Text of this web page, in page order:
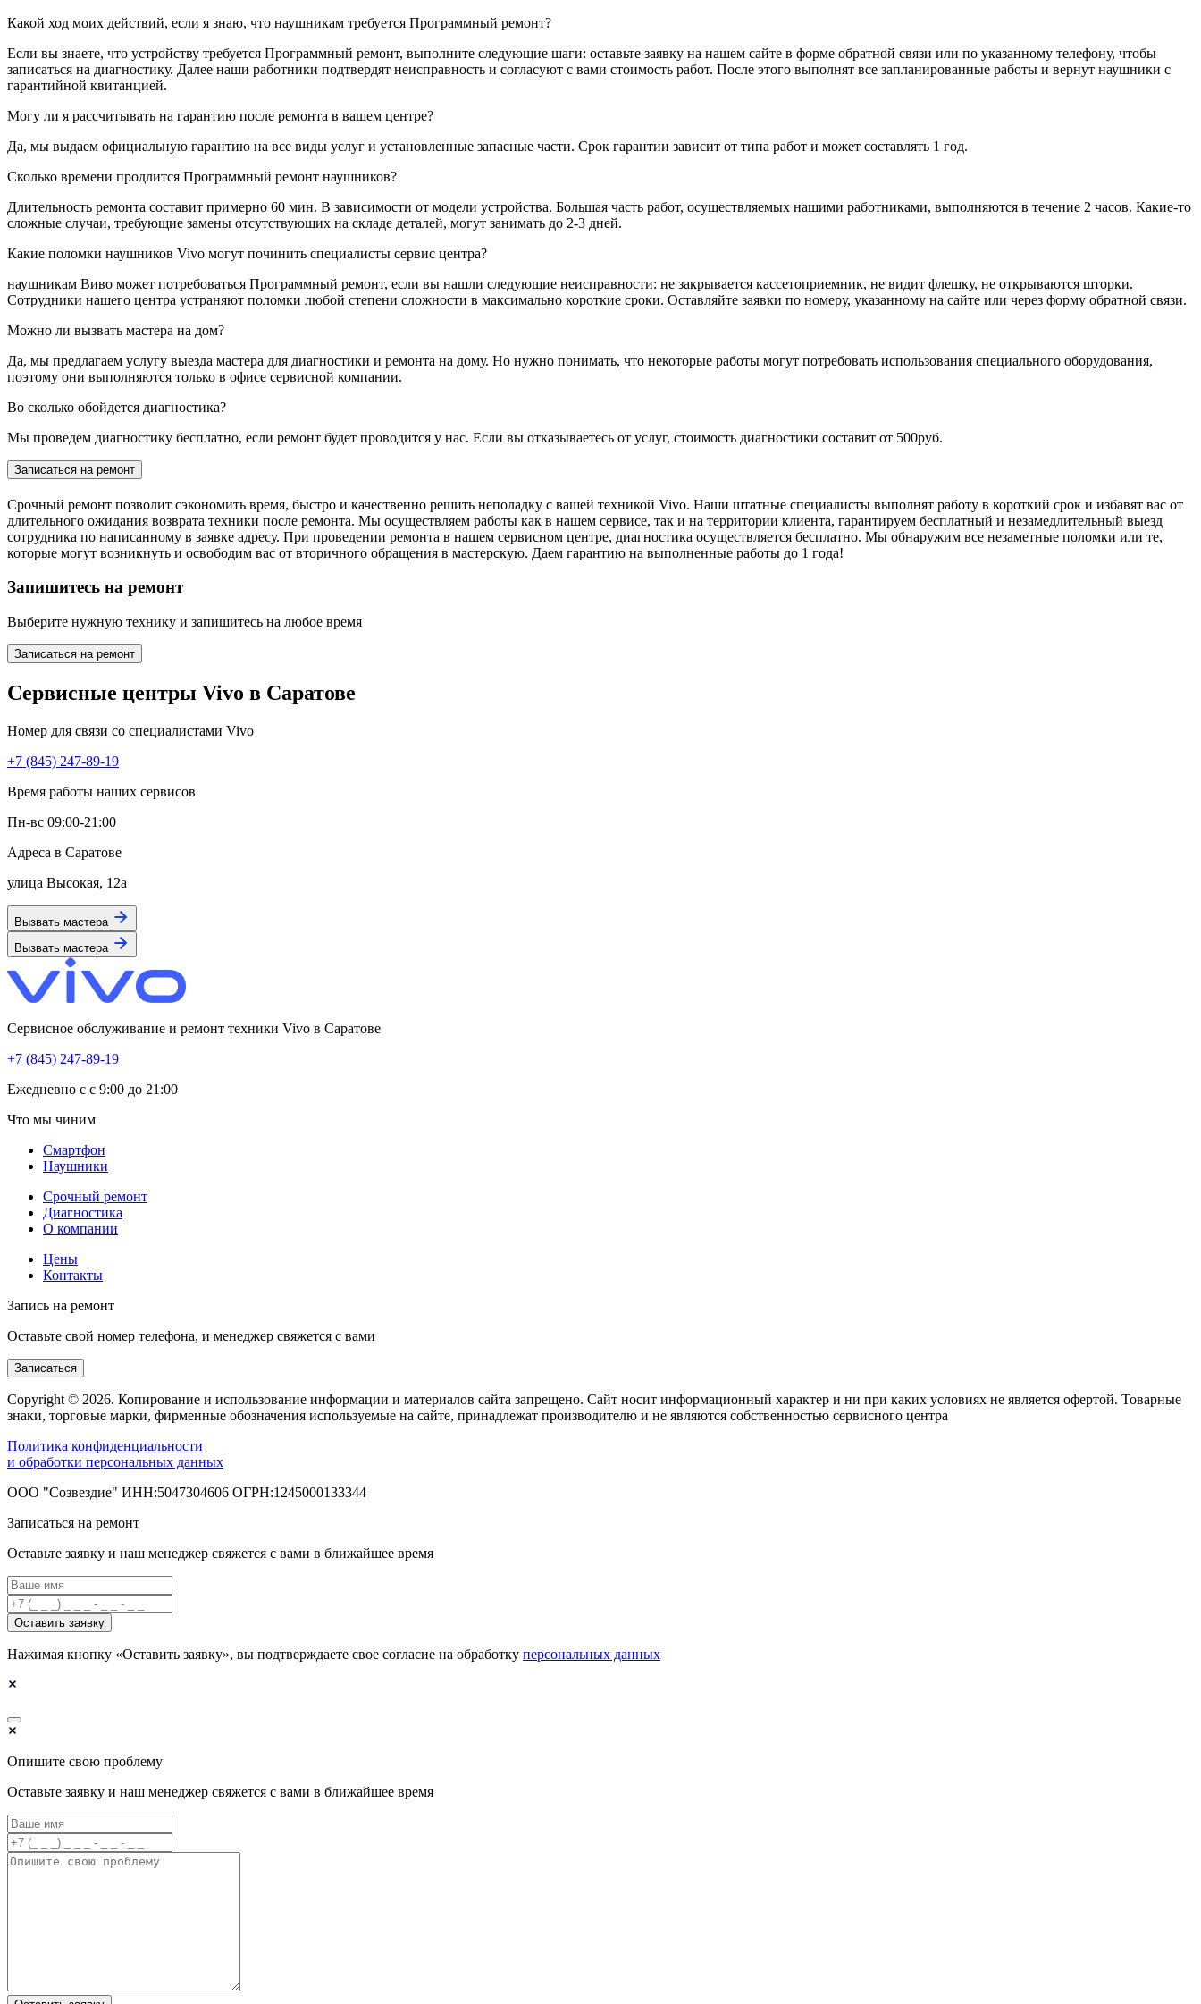
Какой ход моих действий, если я знаю, что наушникам требуется Программный ремонт?
Если вы знаете, что устройству требуется Программный ремонт, выполните следующие шаги: оставьте заявку на нашем сайте в форме обратной связи или по указанному телефону, чтобы
записаться на диагностику. Далее наши работники подтвердят неисправность и согласуют с вами стоимость работ. После этого выполнят все запланированные работы и вернут наушники с
гарантийной квитанцией.
Могу ли я рассчитывать на гарантию после ремонта в вашем центре?
Да, мы выдаем официальную гарантию на все виды услуг и установленные запасные части. Срок гарантии зависит от типа работ и может составлять 1 год.
Сколько времени продлится Программный ремонт наушников?
Длительность ремонта составит примерно 60 мин. В зависимости от модели устройства. Большая часть работ, осуществляемых нашими работниками, выполняются в течение 2 часов. Какие-то
сложные случаи, требующие замены отсутствующих на складе деталей, могут занимать до 2-3 дней.
Какие поломки наушников Vivo могут починить специалисты сервис центра?
наушникам Виво может потребоваться Программный ремонт, если вы нашли следующие неисправности: не закрывается кассетоприемник, не видит флешку, не открываются шторки.
Сотрудники нашего центра устраняют поломки любой степени сложности в максимально короткие сроки. Оставляйте заявки по номеру, указанному на сайте или через форму обратной связи.
Можно ли вызвать мастера на дом?
Да, мы предлагаем услугу выезда мастера для диагностики и ремонта на дому. Но нужно понимать, что некоторые работы могут потребовать использования специального оборудования,
поэтому они выполняются только в офисе сервисной компании.
Во сколько обойдется диагностика?
Мы проведем диагностику бесплатно, если ремонт будет проводится у нас. Если вы отказываетесь от услуг, стоимость диагностики составит от 500руб.
Записаться на ремонт
Срочный ремонт позволит сэкономить время, быстро и качественно решить неполадку с вашей техникой Vivo. Наши штатные специалисты выполнят работу в короткий срок и избавят вас от
длительного ожидания возврата техники после ремонта. Мы осуществляем работы как в нашем сервисе, так и на территории клиента, гарантируем бесплатный и незамедлительный выезд
сотрудника по написанному в заявке адресу. При проведении ремонта в нашем сервисном центре, диагностика осуществляется бесплатно. Мы обнаружим все незаметные поломки или те,
которые могут возникнуть и освободим вас от вторичного обращения в мастерскую. Даем гарантию на выполненные работы до 1 года!
Запишитесь на ремонт
Выберите нужную технику и запишитесь на любое время
Записаться на ремонт
Сервисные центры Vivo в Саратове
Номер для связи со специалистами Vivo
+7 (845) 247-89-19
Время работы наших сервисов
Пн-вс 09:00-21:00
Адреса в Саратове
улица Высокая, 12а
Вызвать мастера
Вызвать мастера
Сервисное обслуживание и ремонт техники Vivo в Саратове
+7 (845) 247-89-19
Eжедневно с с 9:00 до 21:00
Что мы чиним
Смартфон
Наушники
Срочный ремонт
Диагностика
О компании
Цены
Контакты
Запись на ремонт
Оставьте свой номер телефона, и менеджер свяжется с вами
Записаться
Copyright © 2026. Копирование и использование информации и материалов сайта запрещено. Сайт носит информационный характер и ни при каких условиях не является офертой. Товарные
знаки, торговые марки, фирменные обозначения используемые на сайте, принадлежат производителю и не являются собственностью сервисного центра
Политика конфиденциальности
и обработки персональных данных
ООО "Созвездие" ИНН:5047304606 ОГРН:1245000133344
Записаться на ремонт
Оставьте заявку и наш менеджер свяжется с вами в ближайшее время
Оставить заявку
Нажимая кнопку «Оставить заявку», вы подтверждаете свое согласие на обработку персональных данных
Опишите свою проблему
Оставьте заявку и наш менеджер свяжется с вами в ближайшее время